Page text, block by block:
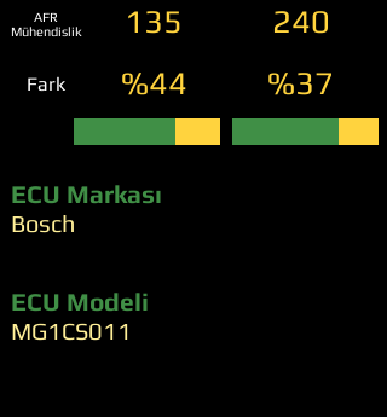
AFR
Mühendislik
135 240
Fark %44 %37
ECU Markası
Bosch
ECU Modeli
MG1CS011